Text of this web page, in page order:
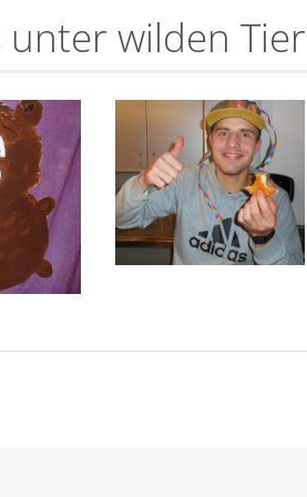
unter wilden